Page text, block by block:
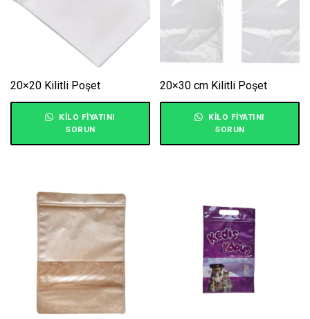
20×20 Kilitli Poşet
KILO FIYATINI
SORUN
20×30 cm Kilitli Poşet
KILO FIYATINI
SORUN